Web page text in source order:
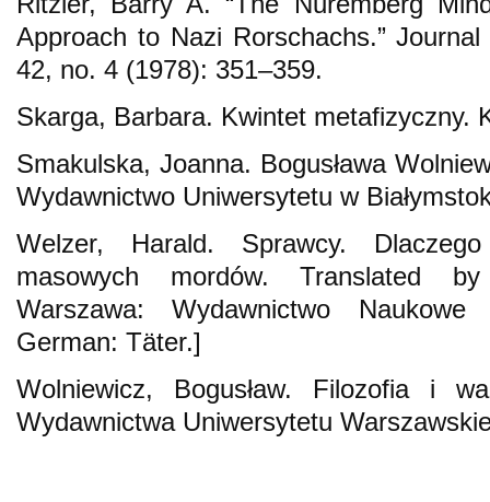
Approach to Nazi Rorschachs.”
42, no. 4 (1978): 351–359.
Skarga, Barbara. Kwintet metafizyczny.
Smakulska, Joanna. Bogusława
Wydawnictwo Uniwersytetu w
Welzer, Harald. Sprawcy.
masowych mordów. Translated
Warszawa: Wydawnictwo
German: Täter.]
Wolniewicz, Bogusław. Filozofia i
Wydawnictwa Uniwersytetu